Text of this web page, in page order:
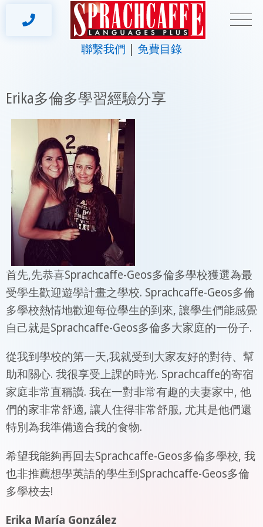
聯繫我們 免費目錄
Erika多倫多學習經驗分享
首先,先恭喜Sprachcaffe-Geos多倫多學校獲選為最
受學生歡迎遊學計畫之學校. Sprachcaffe-Geos多倫
多學校熱情地歡迎每位學生的到來, 讓學生們能感覺
自己就是Sprachcaffe-Geos多倫多大家庭的一份子.
從我到學校的第一天,我就受到大家友好的對待、幫
助和關心. 我很享受上課的時光. Sprachcaffe的寄宿
家庭非常直稱讚. 我在一對非常有趣的夫妻家中, 他
們的家非常舒適, 讓人住得非常舒服, 尤其是他們還
特別為我準備適合我的食物.
希望我能夠再回去Sprachcaffe-Geos多倫多學校, 我
也非推薦想學英語的學生到Sprachcaffe-Geos多倫
多學校去!
Erika María González